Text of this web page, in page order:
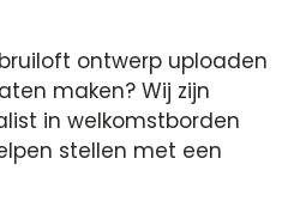
ontwerp uploaden
maken? Wij zijn
in welkomstborden
stellen met een